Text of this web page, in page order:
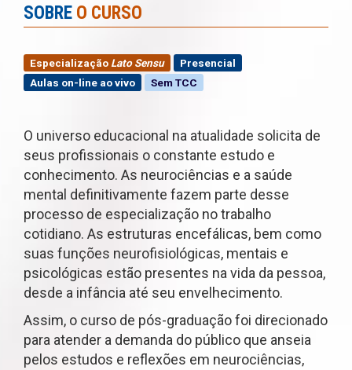
SOBRE O CURSO
Especialização Lato Sensu
Presencial
Aulas on-line ao vivo
Sem TCC
O universo educacional na atualidade solicita de
seus profissionais o constante estudo e
conhecimento. As neurociências e a saúde
mental definitivamente fazem parte desse
processo de especialização no trabalho
cotidiano. As estruturas encefálicas, bem como
suas funções neurofisiológicas, mentais e
psicológicas estão presentes na vida da pessoa,
desde a infância até seu envelhecimento.
Assim, o curso de pós-graduação foi direcionado
para atender a demanda do público que anseia
pelos estudos e reflexões em neurociências,